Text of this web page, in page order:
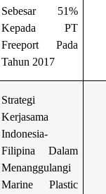
Sebesar 51%
Kepada PT
Freeport Pada
Tahun 2017
Strategi
Kerjasama
Indonesia-
Filipina Dalam
Menanggulangi
Marine Plastic